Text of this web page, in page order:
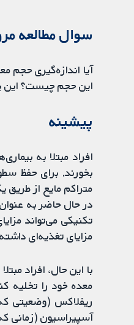
سوال مطالعه
آیا اندازه‌گیری حجم
این حجم چیست؟ این
پیشینه
افراد مبتلا به
بخورند. برای حفظ
متراکم مایع از طریق
در حال حاضر به
تکنیکی می‌تواند
مزایای تغذیه‌ای
با این حال، افراد
معده خود را تخلیه
ریفلاکس (وضعیتی
آسپیراسیون (زمانی